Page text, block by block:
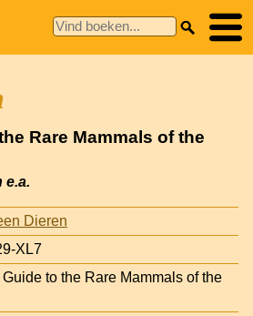
Rare Mammals of the
e.a.
Dieren
XL7
to the Rare Mammals of the